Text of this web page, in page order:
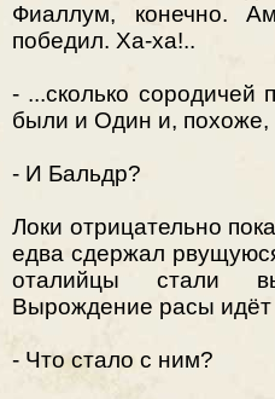
Фиаллум, конечно.
победил. Ха-ха!..
- ...сколько сородичей
были и Один и, похоже,
- И Бальдр?
Локи отрицательно
едва сдержал
оталийцы стали
Вырождение расы
- Что стало с ним?